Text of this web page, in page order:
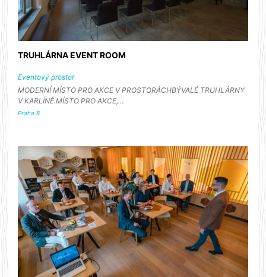
TRUHLÁRNA EVENT ROOM
Eventový prostor
MODERNÍ MÍSTO PRO AKCE V PROSTORÁCHBÝVALÉ TRUHLÁRNY
V KARLÍNĚ.MÍSTO PRO AKCE,…
Praha 8